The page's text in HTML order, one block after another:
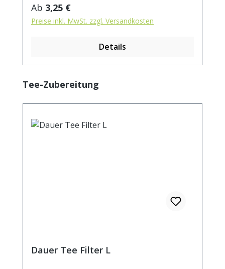
Regulärer Preis:
Ab 3,25 €
Preise inkl. MwSt. zzgl. Versandkosten
Details
Produktgalerie überspringen
Tee-Zubereitung
Dauer Tee Filter L